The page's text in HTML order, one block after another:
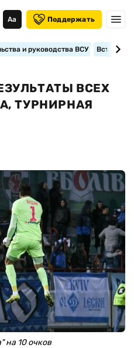
Аа Поддержать
и руководства ВСУ
ВСЕХ
ТУРНИРНАЯ
на 10 очков